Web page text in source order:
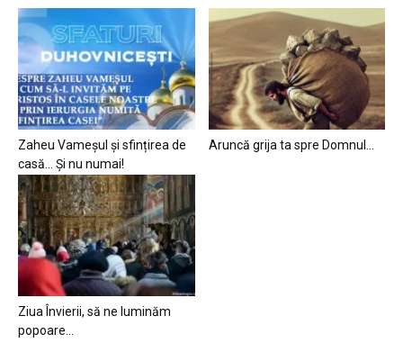
Zaheu Vameșul și sfințirea de
casă… Și nu numai!
Aruncă grija ta spre Domnul…
Ziua Învierii, să ne luminăm
popoare…